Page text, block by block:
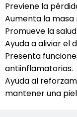
Previene la
Aumenta la masa
Promueve la
Ayuda a aliviar el
Presenta
antiinflamatorias.
Ayuda al
mantener una